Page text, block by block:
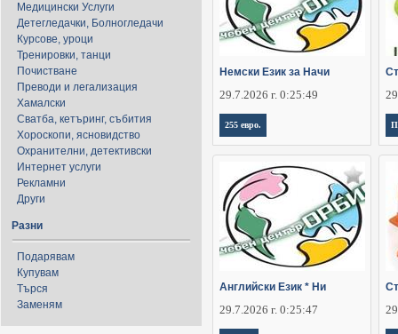
Медицински Услуги
Детегледачки, Болногледачи
Курсове, уроци
Тренировки, танци
Почистване
Преводи и легализация
Хамалски
Сватба, кетъринг, събития
Хороскопи, ясновидство
Охранителни, детективски
Интернет услуги
Рекламни
Други
Разни
Подарявам
Купувам
Търся
Заменям
Немски Език за Начи
29.7.2026 г. 0:25:49
255 евро.
Английски Език * Ни
29.7.2026 г. 0:25:47